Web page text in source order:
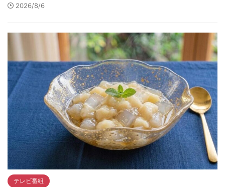
2026/8/6
テレビ番組